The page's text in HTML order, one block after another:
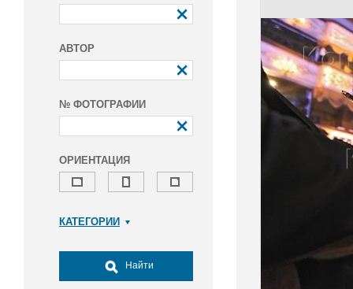
АВТОР
№ ФОТОГРАФИИ
ОРИЕНТАЦИЯ
КАТЕГОРИИ
Досуг, туризм и отдых
Культура
Найти